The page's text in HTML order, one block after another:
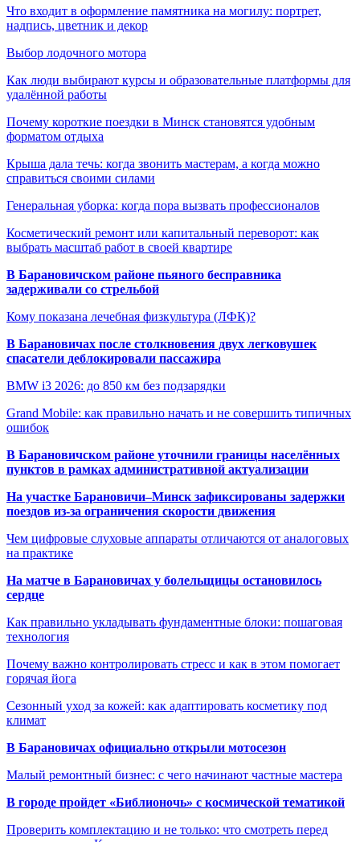
Что входит в оформление памятника на могилу: портрет,
надпись, цветник и декор
Выбор лодочного мотора
Как люди выбирают курсы и образовательные платформы для
удалённой работы
Почему короткие поездки в Минск становятся удобным
форматом отдыха
Крыша дала течь: когда звонить мастерам, а когда можно
справиться своими силами
Генеральная уборка: когда пора вызвать профессионалов
Косметический ремонт или капитальный переворот: как
выбрать масштаб работ в своей квартире
В Барановичском районе пьяного бесправника
задерживали со стрельбой
Кому показана лечебная физкультура (ЛФК)?
В Барановичах после столкновения двух легковушек
спасатели деблокировали пассажира
BMW i3 2026: до 850 км без подзарядки
Grand Mobile: как правильно начать и не совершить типичных
ошибок
В Барановичском районе уточнили границы населённых
пунктов в рамках административной актуализации
На участке Барановичи–Минск зафиксированы задержки
поездов из-за ограничения скорости движения
Чем цифровые слуховые аппараты отличаются от аналоговых
на практике
На матче в Барановичах у болельщицы остановилось
сердце
Как правильно укладывать фундаментные блоки: пошаговая
технология
Почему важно контролировать стресс и как в этом помогает
горячая йога
Сезонный уход за кожей: как адаптировать косметику под
климат
В Барановичах официально открыли мотосезон
Малый ремонтный бизнес: с чего начинают частные мастера
В городе пройдет «Библионочь» с космической тематикой
Проверить комплектацию и не только: что смотреть перед